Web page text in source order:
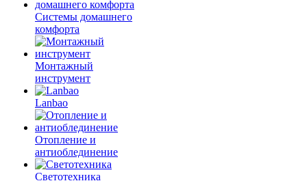
Системы домашнего
комфорта
Монтажный
инструмент
Lanbao
Отопление и
антиоблединение
Светотехника